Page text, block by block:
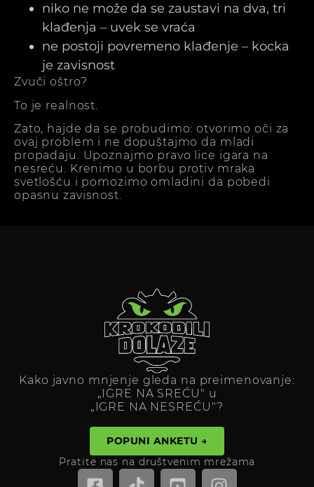
niko ne može da se zaustavi na dva, tri
klađenja – uvek se vraća
ne postoji povremeno klađenje – kocka
je zavisnost
Zvuči oštro?
To je realnost.
Zato, hajde da se probudimo: otvorimo oči za
ovaj problem i ne dopuštajmo da mladi
propadaju. Upoznajmo pravo lice igara na
nesreću. Krenimo u borbu protiv mraka
svetlošću i pomozimo omladini da pobedi
opasnu zavisnost.
Kako javno mnjenje gleda na preimenovanje:
„IGRE NA SREĆU" u
„IGRE NA NESREĆU"?
POPUNI ANKETU →
Pratite nas na društvenim mrežama